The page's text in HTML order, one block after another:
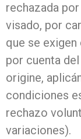
rechazada
visado, por
que se
por cuenta
origine,
condiciones
rechazo
variaciones).